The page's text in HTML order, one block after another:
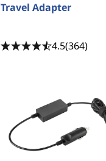
Travel Adapter
4.5(364)